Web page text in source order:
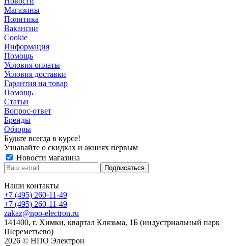
Магазины
Политика
Вакансии
Сookie
Информация
Помощь
Условия оплаты
Условия доставки
Гарантия на товар
Помощь
Статьи
Вопрос-ответ
Бренды
Обзоры
Будьте всегда в курсе!
Узнавайте о скидках и акциях первым
Новости магазина
Наши контакты
+7 (495) 260-11-49
+7 (495) 260-11-49
zakaz@npo-electron.ru
141400, г. Химки, квартал Клязьма, 1Б (индустриальный парк
Шереметьево)
2026 © НПО Электрон